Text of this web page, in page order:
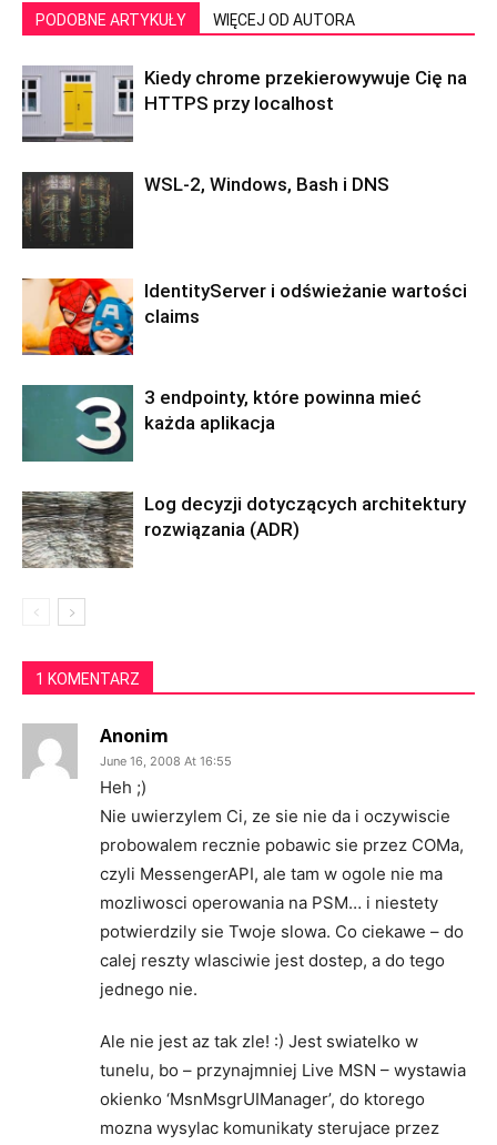
PODOBNE ARTYKUŁY WIĘCEJ OD AUTORA
Kiedy chrome przekierowywuje Cię na
HTTPS przy localhost
WSL-2, Windows, Bash i DNS
IdentityServer i odświeżanie wartości
claims
3 endpointy, które powinna mieć
każda aplikacja
Log decyzji dotyczących architektury
rozwiązania (ADR)
1 KOMENTARZ
Anonim
June 16, 2008 At 16:55
Heh ;)
Nie uwierzylem Ci, ze sie nie da i oczywiscie
probowalem recznie pobawic sie przez COMa,
czyli MessengerAPI, ale tam w ogole nie ma
mozliwosci operowania na PSM… i niestety
potwierdzily sie Twoje slowa. Co ciekawe – do
calej reszty wlasciwie jest dostep, a do tego
jednego nie.
Ale nie jest az tak zle! :) Jest swiatelko w
tunelu, bo – przynajmniej Live MSN – wystawia
okienko ‘MsnMsgrUIManager’, do ktorego
mozna wysylac komunikaty sterujace przez